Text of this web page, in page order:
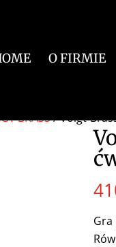
O FIRMIE
BRASS/ Voigt-